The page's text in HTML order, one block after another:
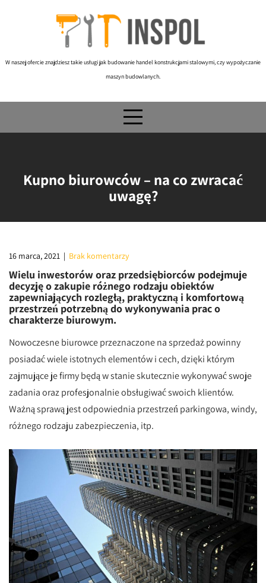
W naszej ofercie znajdziesz takie usługi jak budowanie handel konstrukcjami stalowymi, czy wypożyczanie
maszyn budowlanych.
Kupno biurowców – na co zwracać
uwagę?
16 marca, 2021 | Brak komentarzy
Wielu inwestorów oraz przedsiębiorców podejmuje
decyzję o zakupie różnego rodzaju obiektów
zapewniających rozległą, praktyczną i komfortową
przestrzeń potrzebną do wykonywania prac o
charakterze biurowym.
Nowoczesne biurowce przeznaczone na sprzedaż powinny
posiadać wiele istotnych elementów i cech, dzięki którym
zajmujące je firmy będą w stanie skutecznie wykonywać swoje
zadania oraz profesjonalnie obsługiwać swoich klientów.
Ważną sprawą jest odpowiednia przestrzeń parkingowa, windy,
różnego rodzaju zabezpieczenia, itp.